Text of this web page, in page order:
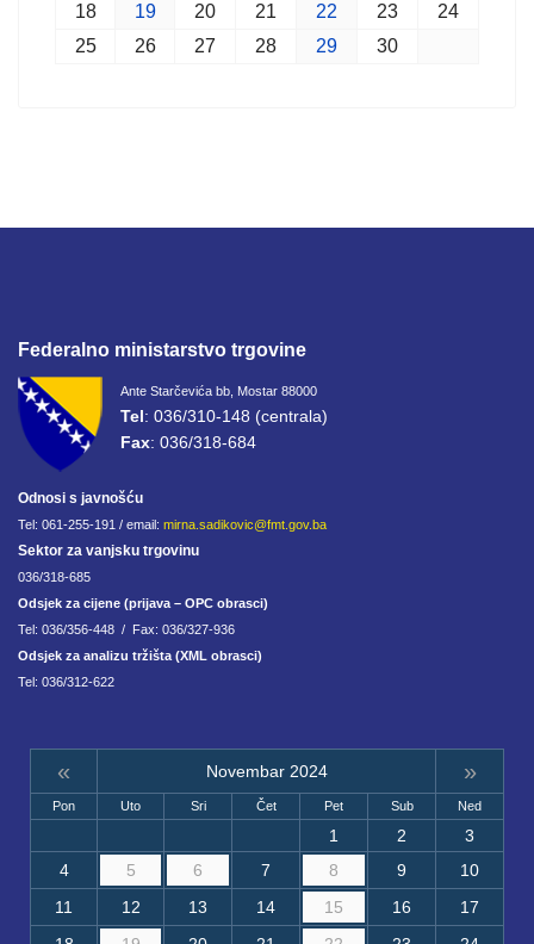
18
19 20 21 22 23
24
25
26 27 28 29 30
Federalno ministarstvo trgovine
Ante Starčevića bb, Mostar 88000
Tel: 036/310-148 (centrala)
Fax: 036/318-684
Odnosi s javnošću
Tel: 061-255-191 / email: mirna.sadikovic@fmt.gov.ba
Sektor za vanjsku trgovinu
036/318-685
Odsjek za cijene (prijava – OPC obrasci)
Tel: 036/356-448 / Fax: 036/327-936
Odsjek za analizu tržišta (XML obrasci)
Tel: 036/312-622
« Novembar 2024 »
Pon Uto Sri Čet Pet Sub Ned
1 2
3
4
5 6 7 8 9
10
11
12 13 14 15 16
17